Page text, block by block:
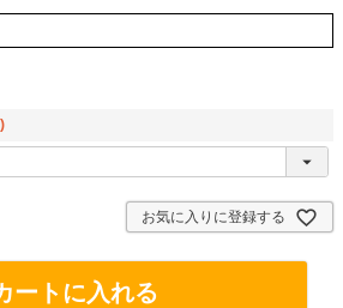
お気に入りに登録する
ートに入れる